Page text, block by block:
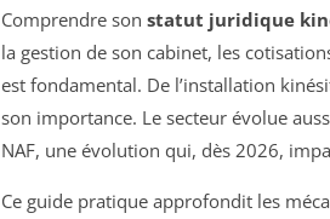
Comprendre son statut juridique
la gestion de son cabinet, les
est fondamental. De l’installation
son importance. Le secteur évolue
NAF, une évolution qui, dès 2026,
Ce guide pratique approfondit les